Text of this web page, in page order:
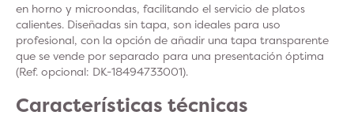
en horno y microondas, facilitando el servicio de platos
calientes. Diseñadas sin tapa, son ideales para uso
profesional, con la opción de añadir una tapa transparente
que se vende por separado para una presentación óptima
(Ref. opcional: DK-18494733001).
Características técnicas